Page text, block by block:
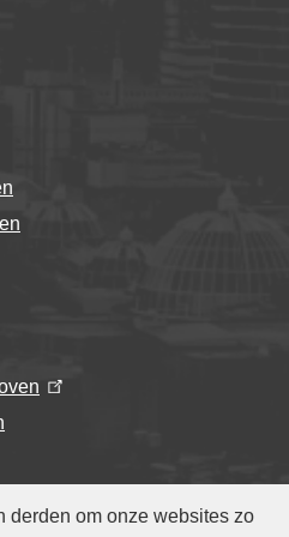
derden om onze websites zo